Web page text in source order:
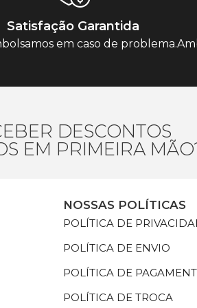
Satisfação Garantida
em caso de problema.
DESCONTOS
EM PRIMEIRA
NOSSAS POLÍTICAS
POLÍTICA DE
POLÍTICA DE ENVIO
POLÍTICA DE
POLÍTICA DE TROCA